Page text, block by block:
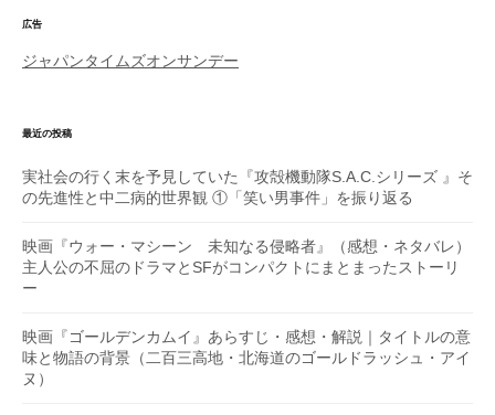
広告
ジャパンタイムズオンサンデー
最近の投稿
実社会の行く末を予見していた『攻殻機動隊S.A.C.シリーズ 』そ
の先進性と中二病的世界観 ①「笑い男事件」を振り返る
映画『ウォー・マシーン 未知なる侵略者』（感想・ネタバレ）
主人公の不屈のドラマとSFがコンパクトにまとまったストーリ
ー
映画『ゴールデンカムイ』あらすじ・感想・解説｜タイトルの意
味と物語の背景（二百三高地・北海道のゴールドラッシュ・アイ
ヌ）